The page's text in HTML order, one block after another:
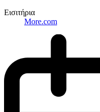
Εισιτήρια
More.com